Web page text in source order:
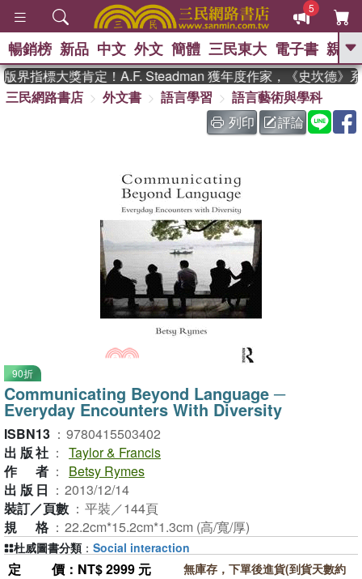
5
GO
熱搜： 東野圭吾 、 The Odyssey
、 如果歷史是一群喵 、 暑期
國際布克獎 臺灣漫遊錄 、 方
暢銷榜 新品 中文 外文 簡體 三民東大 電子書 親子
界指標大獎肯定！A.F. Steadman 獲年度作家，《史坎德》系
三民網路書店
外文書 語言學習
語言藝術與學科
列印
評論
90折
Communicating Beyond Language ─
Everyday Encounters With Diversity
ISBN13 ： 9780415503402
出版社 ： Taylor & Francis
作者 ：
Betsy Rymes
出版日 ： 2013/12/14
裝訂／頁數 ： 平裝／144頁
規格 ： 22.2cm*15.2cm*1.3cm (高/寬/厚)
定價 ：NT$ 2999 元
無庫存，下單後進貨(到貨天數約
杜威圖書分類 ： Social interaction